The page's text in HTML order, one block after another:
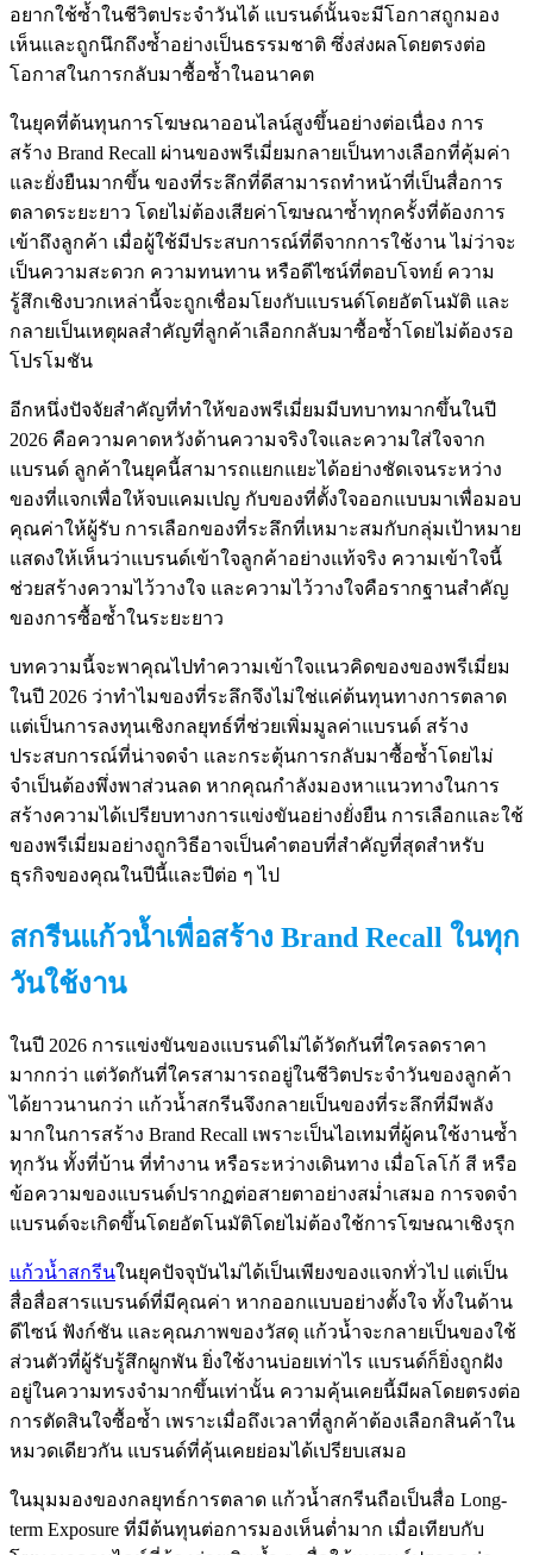
อยากใช้ซ้ำในชีวิตประจำวันได้ แบรนด์นั้นจะมีโอกาสถูกมอง
เห็นและถูกนึกถึงซ้ำอย่างเป็นธรรมชาติ ซึ่งส่งผลโดยตรงต่อ
โอกาสในการกลับมาซื้อซ้ำในอนาคต
ในยุคที่ต้นทุนการโฆษณาออนไลน์สูงขึ้นอย่างต่อเนื่อง การ
สร้าง Brand Recall ผ่านของพรีเมี่ยมกลายเป็นทางเลือกที่คุ้มค่า
และยั่งยืนมากขึ้น ของที่ระลึกที่ดีสามารถทำหน้าที่เป็นสื่อการ
ตลาดระยะยาว โดยไม่ต้องเสียค่าโฆษณาซ้ำทุกครั้งที่ต้องการ
เข้าถึงลูกค้า เมื่อผู้ใช้มีประสบการณ์ที่ดีจากการใช้งาน ไม่ว่าจะ
เป็นความสะดวก ความทนทาน หรือดีไซน์ที่ตอบโจทย์ ความ
รู้สึกเชิงบวกเหล่านี้จะถูกเชื่อมโยงกับแบรนด์โดยอัตโนมัติ และ
กลายเป็นเหตุผลสำคัญที่ลูกค้าเลือกกลับมาซื้อซ้ำโดยไม่ต้องรอ
โปรโมชัน
อีกหนึ่งปัจจัยสำคัญที่ทำให้ของพรีเมี่ยมมีบทบาทมากขึ้นในปี
2026 คือความคาดหวังด้านความจริงใจและความใส่ใจจาก
แบรนด์ ลูกค้าในยุคนี้สามารถแยกแยะได้อย่างชัดเจนระหว่าง
ของที่แจกเพื่อให้จบแคมเปญ กับของที่ตั้งใจออกแบบมาเพื่อมอบ
คุณค่าให้ผู้รับ การเลือกของที่ระลึกที่เหมาะสมกับกลุ่มเป้าหมาย
แสดงให้เห็นว่าแบรนด์เข้าใจลูกค้าอย่างแท้จริง ความเข้าใจนี้
ช่วยสร้างความไว้วางใจ และความไว้วางใจคือรากฐานสำคัญ
ของการซื้อซ้ำในระยะยาว
บทความนี้จะพาคุณไปทำความเข้าใจแนวคิดของของพรีเมี่ยม
ในปี 2026 ว่าทำไมของที่ระลึกจึงไม่ใช่แค่ต้นทุนทางการตลาด
แต่เป็นการลงทุนเชิงกลยุทธ์ที่ช่วยเพิ่มมูลค่าแบรนด์ สร้าง
ประสบการณ์ที่น่าจดจำ และกระตุ้นการกลับมาซื้อซ้ำโดยไม่
จำเป็นต้องพึ่งพาส่วนลด หากคุณกำลังมองหาแนวทางในการ
สร้างความได้เปรียบทางการแข่งขันอย่างยั่งยืน การเลือกและใช้
ของพรีเมี่ยมอย่างถูกวิธีอาจเป็นคำตอบที่สำคัญที่สุดสำหรับ
ธุรกิจของคุณในปีนี้และปีต่อ ๆ ไป
สกรีนแก้วน้ำเพื่อสร้าง Brand Recall ในทุก
วันใช้งาน
ในปี 2026 การแข่งขันของแบรนด์ไม่ได้วัดกันที่ใครลดราคา
มากกว่า แต่วัดกันที่ใครสามารถอยู่ในชีวิตประจำวันของลูกค้า
ได้ยาวนานกว่า แก้วน้ำสกรีนจึงกลายเป็นของที่ระลึกที่มีพลัง
มากในการสร้าง Brand Recall เพราะเป็นไอเทมที่ผู้คนใช้งานซ้ำ
ทุกวัน ทั้งที่บ้าน ที่ทำงาน หรือระหว่างเดินทาง เมื่อโลโก้ สี หรือ
ข้อความของแบรนด์ปรากฏต่อสายตาอย่างสม่ำเสมอ การจดจำ
แบรนด์จะเกิดขึ้นโดยอัตโนมัติโดยไม่ต้องใช้การโฆษณาเชิงรุก
แก้วน้ำสกรีนในยุคปัจจุบันไม่ได้เป็นเพียงของแจกทั่วไป แต่เป็น
สื่อสื่อสารแบรนด์ที่มีคุณค่า หากออกแบบอย่างตั้งใจ ทั้งในด้าน
ดีไซน์ ฟังก์ชัน และคุณภาพของวัสดุ แก้วน้ำจะกลายเป็นของใช้
ส่วนตัวที่ผู้รับรู้สึกผูกพัน ยิ่งใช้งานบ่อยเท่าไร แบรนด์ก็ยิ่งถูกฝัง
อยู่ในความทรงจำมากขึ้นเท่านั้น ความคุ้นเคยนี้มีผลโดยตรงต่อ
การตัดสินใจซื้อซ้ำ เพราะเมื่อถึงเวลาที่ลูกค้าต้องเลือกสินค้าใน
หมวดเดียวกัน แบรนด์ที่คุ้นเคยย่อมได้เปรียบเสมอ
ในมุมมองของกลยุทธ์การตลาด แก้วน้ำสกรีนถือเป็นสื่อ Long-
term Exposure ที่มีต้นทุนต่อการมองเห็นต่ำมาก เมื่อเทียบกับ